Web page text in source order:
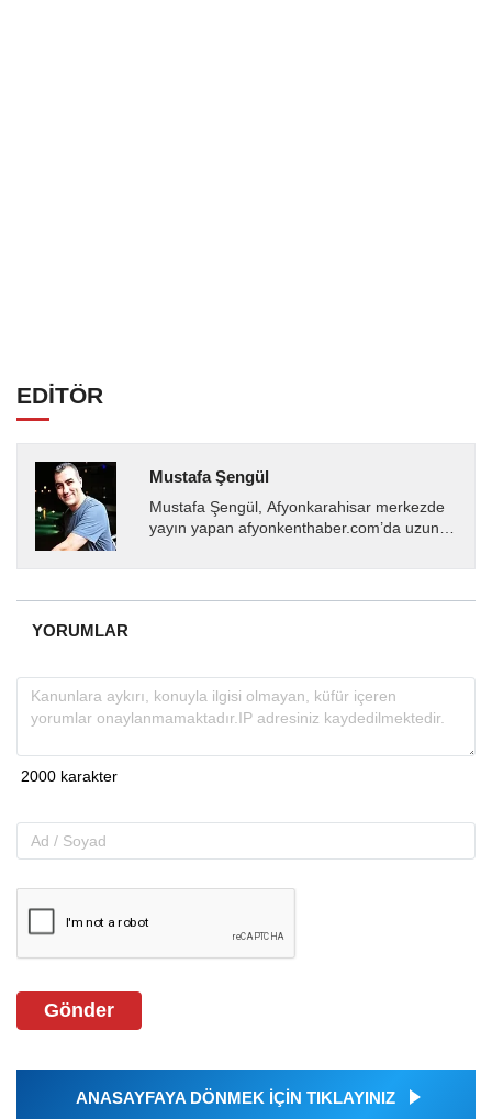
EDİTÖR
Mustafa Şengül
Mustafa Şengül, Afyonkarahisar merkezde
yayın yapan afyonkenthaber.com’da uzun
almakta, haber akışı...
YORUMLAR
Gönder
ANASAYFAYA DÖNMEK İÇİN TIKLAYINIZ